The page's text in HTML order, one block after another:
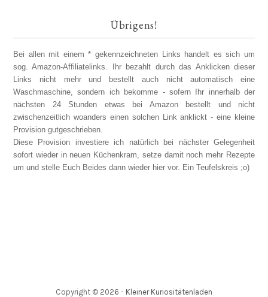
Übrigens!
Bei allen mit einem * gekennzeichneten Links handelt es sich um
sog. Amazon-Affiliatelinks. Ihr bezahlt durch das Anklicken dieser
Links nicht mehr und bestellt auch nicht automatisch eine
Waschmaschine, sondern ich bekomme - sofern Ihr innerhalb der
nächsten 24 Stunden etwas bei Amazon bestellt und nicht
zwischenzeitlich woanders einen solchen Link anklickt - eine kleine
Provision gutgeschrieben.
Diese Provision investiere ich natürlich bei nächster Gelegenheit
sofort wieder in neuen Küchenkram, setze damit noch mehr Rezepte
um und stelle Euch Beides dann wieder hier vor. Ein Teufelskreis ;o)
Copyright © 2026 - Kleiner Kuriositätenladen